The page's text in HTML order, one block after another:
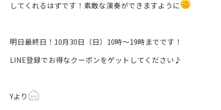
してくれるはずです！素敵な演奏ができますように
明日最終日！10月30日（日）10時～19時までです！
LINE登録でお得なクーポンをゲットしてください♪
Yより